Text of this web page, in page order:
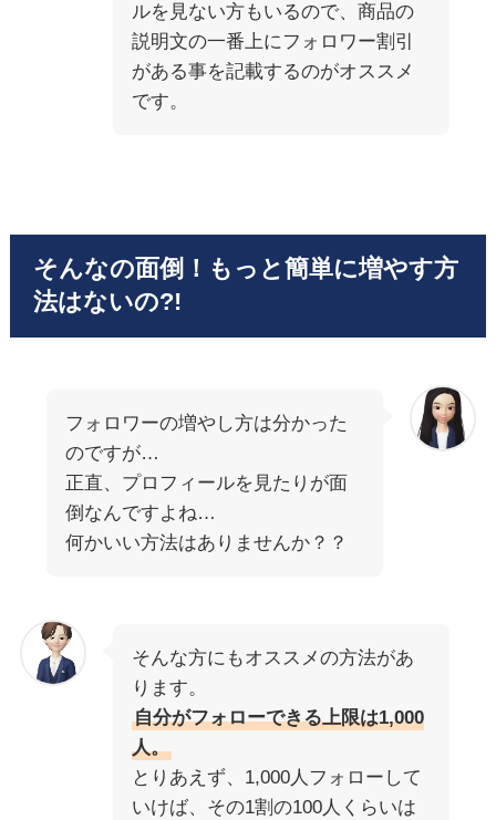
ルを見ない方もいるので、商品の
説明文の一番上にフォロワー割引
がある事を記載するのがオススメ
です。
そんなの面倒！もっと簡単に増やす方
法はないの?!
フォロワーの増やし方は分かった
のですが…
正直、プロフィールを見たりが面
倒なんですよね…
何かいい方法はありませんか？？
そんな方にもオススメの方法があ
ります。
自分がフォローできる上限は1,000
人。
とりあえず、1,000人フォローして
いけば、その1割の100人くらいは